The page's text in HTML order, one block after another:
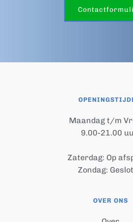
Maandag t/m
9.00-21.00
Zaterdag: Op
Zondag:
OVER ONS